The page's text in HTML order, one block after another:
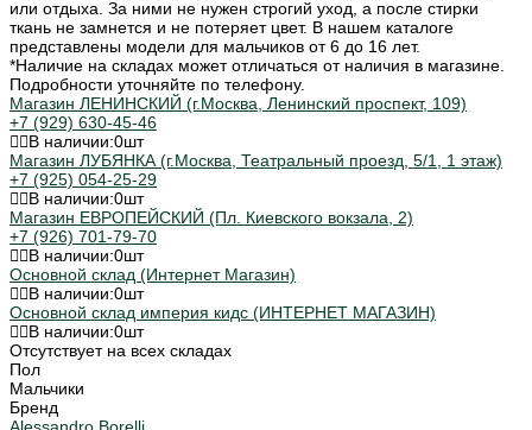
или отдыха. За ними не нужен строгий уход, а после стирки
ткань не замнется и не потеряет цвет. В нашем каталоге
представлены модели для мальчиков от 6 до 16 лет.
*Наличие на складах может отличаться от наличия в магазине.
Подробности уточняйте по телефону.
Магазин ЛЕНИНСКИЙ (г.Москва, Ленинский проспект, 109)
+7 (929) 630-45-46
В наличии:0шт
Магазин ЛУБЯНКА (г.Москва, Театральный проезд, 5/1, 1 этаж)
+7 (925) 054-25-29
В наличии:0шт
Магазин ЕВРОПЕЙСКИЙ (Пл. Киевского вокзала, 2)
+7 (926) 701-79-70
В наличии:0шт
Основной склад (Интернет Магазин)
В наличии:0шт
Основной склад империя кидс (ИНТЕРНЕТ МАГАЗИН)
В наличии:0шт
Отсутствует на всех складах
Пол
Мальчики
Бренд